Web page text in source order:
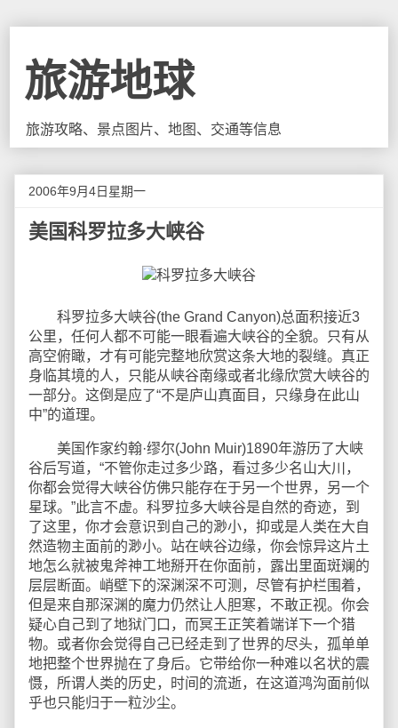
旅游地球
旅游攻略、景点图片、地图、交通等信息
2006年9月4日星期一
美国科罗拉多大峡谷
科罗拉多大峡谷(the Grand Canyon)总面积接近3
公里，任何人都不可能一眼看遍大峡谷的全貌。只有从
高空俯瞰，才有可能完整地欣赏这条大地的裂缝。真正
身临其境的人，只能从峡谷南缘或者北缘欣赏大峡谷的
一部分。这倒是应了“不是庐山真面目，只缘身在此山
中”的道理。
美国作家约翰·缪尔(John Muir)1890年游历了大峡
谷后写道，“不管你走过多少路，看过多少名山大川，
你都会觉得大峡谷仿佛只能存在于另一个世界，另一个
星球。”此言不虚。科罗拉多大峡谷是自然的奇迹，到
了这里，你才会意识到自己的渺小，抑或是人类在大自
然造物主面前的渺小。站在峡谷边缘，你会惊异这片土
地怎么就被鬼斧神工地掰开在你面前，露出里面斑斓的
层层断面。峭壁下的深渊深不可测，尽管有护栏围着，
但是来自那深渊的魔力仍然让人胆寒，不敢正视。你会
疑心自己到了地狱门口，而冥王正笑着端详下一个猎
物。或者你会觉得自己已经走到了世界的尽头，孤单单
地把整个世界抛在了身后。它带给你一种难以名状的震
慑，所谓人类的历史，时间的流逝，在这道鸿沟面前似
乎也只能归于一粒沙尘。